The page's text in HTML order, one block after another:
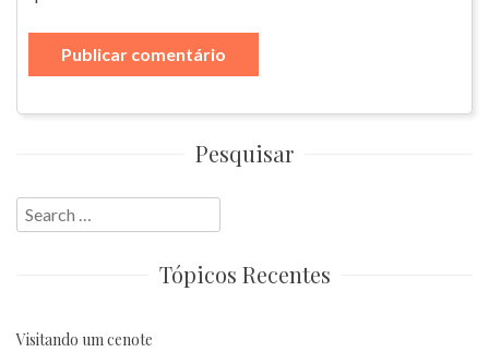
Pesquisar
Search
for:
Tópicos Recentes
Visitando um cenote